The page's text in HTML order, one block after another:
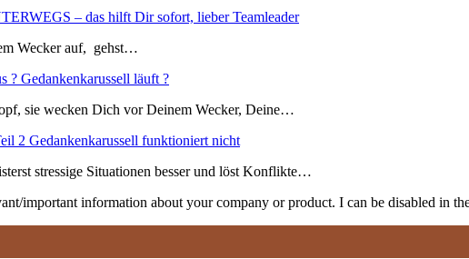
– das hilft Dir sofort, lieber Teamleader
Wecker auf, gehst…
? Gedankenkarussell läuft ?
sie wecken Dich vor Deinem Wecker, Deine…
2 Gedankenkarussell funktioniert nicht
stressige Situationen besser und löst Konflikte…
important information about your company or product. I can be disabled in